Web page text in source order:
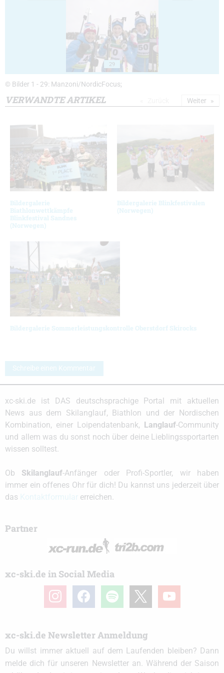
29
© Bilder 1 - 29: Manzoni/NordicFocus;
VERWANDTE ARTIKEL
Bildergalerie
Biathlonwettkämpfe
Blinkfestival Sandnes
(Norwegen)
Bildergalerie Blinkfestivalen
(Norwegen)
Bildergalerie Sommerleistungskontrolle Oberstdorf Skirocks
Weiter
Schreibe einen Kommentar
xc-ski.de ist DAS deutschsprachige Portal mit aktuellen
News aus dem Skilanglauf, Biathlon und der Nordischen
Kombination, einer Loipendatenbank, Langlauf-Community
und allem was du sonst noch über deine Lieblingssportarten
wissen solltest.
Ob Skilanglauf-Anfänger oder Profi-Sportler, wir haben
immer ein offenes Ohr für dich! Du kannst uns jederzeit über
das
erreichen.
Partner
xc-ski.de in Social Media
instagramfacebook spotify youtube
xc-ski.de Newsletter Anmeldung
Du willst immer aktuell auf dem Laufenden bleiben? Dann
melde dich für unseren Newsletter an. Während der Saison